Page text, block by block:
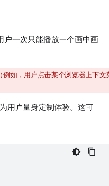
户一次只能播放一个画中画
例如，用户点击某个浏览器上下文
用户量身定制体验。这可